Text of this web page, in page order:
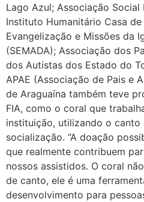
Lago Azul; Associação
Instituto Humanitário Casa
Evangelização e Missões da
(SEMADA); Associação dos
dos Autistas dos Estado do
APAE (Associação de Pais e
de Araguaína também teve
FIA, como o coral que
instituição, utilizando o
socialização. “A doação
que realmente contribuem
nossos assistidos. O coral
de canto, ele é uma
desenvolvimento para